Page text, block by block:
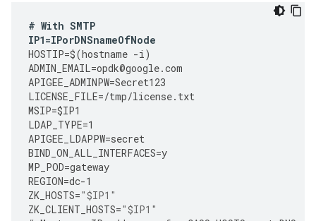
# With SMTP
IP1=IPorDNSnameOfNode
HOSTIP=$(hostname -i)
ADMIN_EMAIL=opdk@google.com
APIGEE_ADMINPW=Secret123
LICENSE_FILE=/tmp/license.txt
MSIP=$IP1
LDAP_TYPE=1
APIGEE_LDAPPW=secret
BIND_ON_ALL_INTERFACES=y
MP_POD=gateway
REGION=dc-1
ZK_HOSTS="$IP1"
ZK_CLIENT_HOSTS="$IP1"